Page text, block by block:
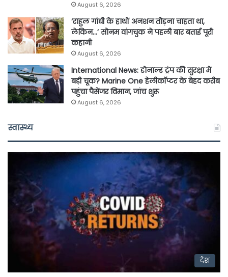
August 6, 2026
‘राहुल गांधी के हाथों अनशन तोड़ना चाहता था,
लेकिन…’ सोनम वांगचुक ने पहली बार बताई पूरी
कहानी
August 6, 2026
International News: डोनाल्ड ट्रंप की सुरक्षा में
बड़ी चूक? Marine One हेलीकॉप्टर के बेहद करीब
पहुंचा पैसेंजर विमान, जांच शुरू
August 6, 2026
स्वास्थ्य
देश